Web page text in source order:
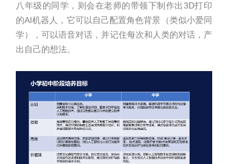
八年级的同学，则会在老师的带领下制作出3D打印
的AI机器人，它可以自己配置角色背景（类似小爱同
学），可以语音对话，并记住每次和人类的对话，产
出自己的想法。